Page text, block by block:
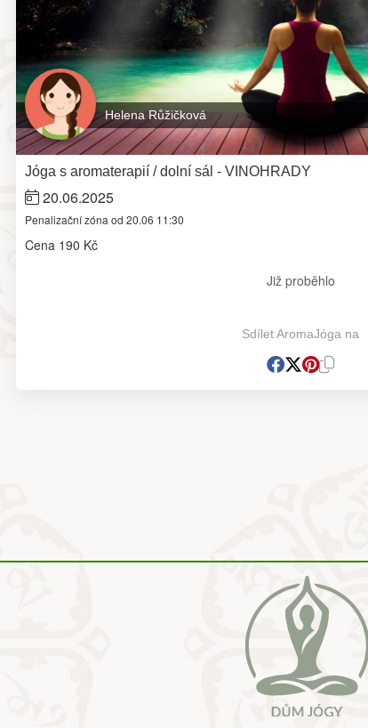
Helena Růžičková
Jóga s aromaterapií / dolní sál - VINOHRADY
20.06.2025
Penalizační zóna od 20.06 11:30
Cena 190 Kč
Již proběhlo
Sdílet AromaJóga na